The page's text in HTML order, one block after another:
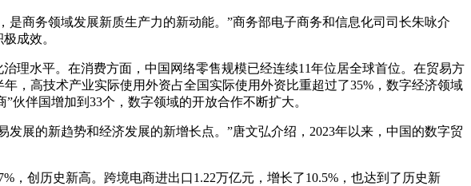
商务领域发展新质生产力的新动能。”商务部电子商务和信息化司司长朱咏介
成效。
水平。在消费方面，中国网络零售规模已经连续11年位居全球首位。在贸易方
，高技术产业实际使用外资占全国实际使用外资比重超过了35%，数字经济领域
伙伴国增加到33个，数字领域的开放合作不断扩大。
的新趋势和经济发展的新增长点。”唐文弘介绍，2023年以来，中国的数字贸
创历史新高。跨境电商进出口1.22万亿元，增长了10.5%，也达到了历史新